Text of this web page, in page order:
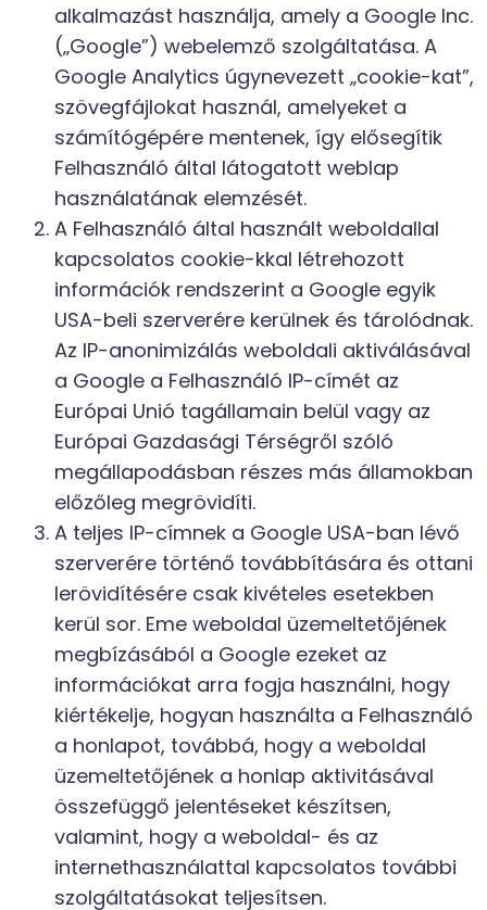
alkalmazást használja, amely a Google Inc.
(„Google”) webelemző szolgáltatása. A
Google Analytics úgynevezett „cookie-kat”,
szövegfájlokat használ, amelyeket a
számítógépére mentenek, így elősegítik
Felhasználó által látogatott weblap
használatának elemzését.
A Felhasználó által használt weboldallal
kapcsolatos cookie-kkal létrehozott
információk rendszerint a Google egyik
USA-beli szerverére kerülnek és tárolódnak.
Az IP-anonimizálás weboldali aktiválásával
a Google a Felhasználó IP-címét az
Európai Unió tagállamain belül vagy az
Európai Gazdasági Térségről szóló
megállapodásban részes más államokban
előzőleg megrövidíti.
A teljes IP-címnek a Google USA-ban lévő
szerverére történő továbbítására és ottani
lerövidítésére csak kivételes esetekben
kerül sor. Eme weboldal üzemeltetőjének
megbízásából a Google ezeket az
információkat arra fogja használni, hogy
kiértékelje, hogyan használta a Felhasználó
a honlapot, továbbá, hogy a weboldal
üzemeltetőjének a honlap aktivitásával
összefüggő jelentéseket készítsen,
valamint, hogy a weboldal- és az
internethasználattal kapcsolatos további
szolgáltatásokat teljesítsen.